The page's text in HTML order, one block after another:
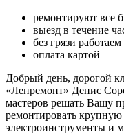
ремонтируют все
выезд в течение
без грязи
оплата картой
Добрый день, дорогой
«Ленремонт» Денис
мастеров решать Вашу
ремонтировать
электроинструменты и